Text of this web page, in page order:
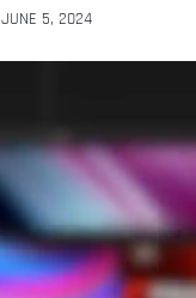
JUNE 5, 2024